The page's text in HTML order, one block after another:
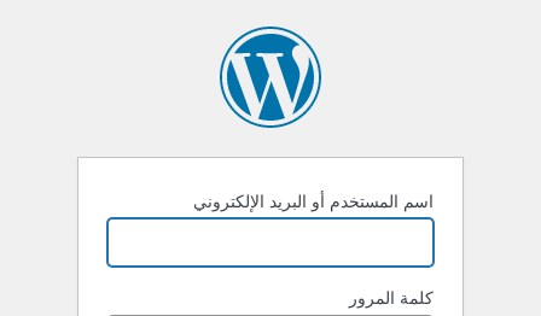
اسم المستخدم أو البريد الإلكتروني
كلمة المرور